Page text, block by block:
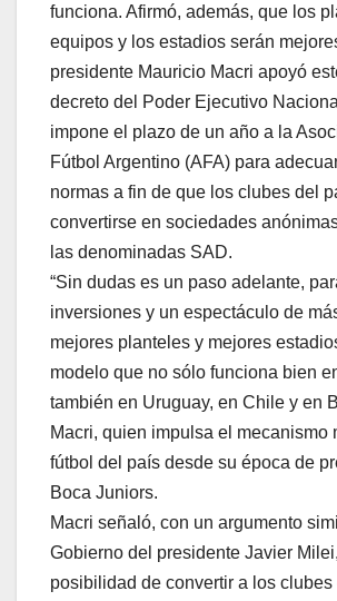
funciona. Afirmó, además, que los
equipos y los estadios serán
presidente Mauricio Macri apoyó
decreto del Poder Ejecutivo
impone el plazo de un año a la
Fútbol Argentino (AFA) para
normas a fin de que los clubes del
convertirse en sociedades
las denominadas SAD.
“Sin dudas es un paso adelante,
inversiones y un espectáculo de
mejores planteles y mejores
modelo que no sólo funciona bien
también en Uruguay, en Chile y en
Macri, quien impulsa el mecanismo
fútbol del país desde su época de
Boca Juniors.
Macri señaló, con un argumento
Gobierno del presidente Javier
posibilidad de convertir a los clubes